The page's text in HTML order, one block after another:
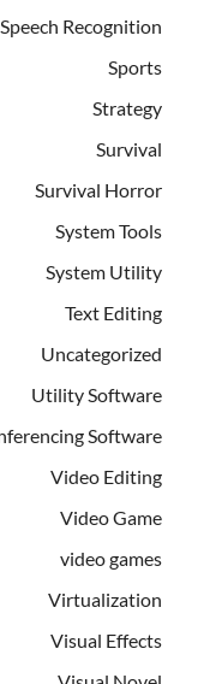
Speech Recognition
Sports
Strategy
Survival
Survival Horror
System Tools
System Utility
Text Editing
Uncategorized
Utility Software
Software
Video Editing
Video Game
video games
Virtualization
Visual Effects